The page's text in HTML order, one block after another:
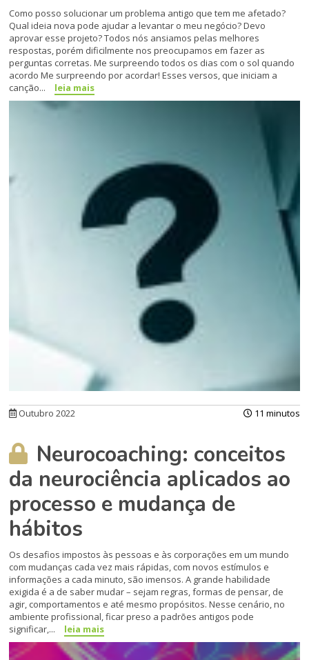
Como posso solucionar um problema antigo que tem me afetado?
Qual ideia nova pode ajudar a levantar o meu negócio? Devo
aprovar esse projeto? Todos nós ansiamos pelas melhores
respostas, porém dificilmente nos preocupamos em fazer as
perguntas corretas. Me surpreendo todos os dias com o sol quando
acordo Me surpreendo por acordar! Esses versos, que iniciam a
canção...
leia mais
Outubro 2022 11 minutos
Neurocoaching: conceitos
da neurociência aplicados ao
processo e mudança de
hábitos
Os desafios impostos às pessoas e às corporações em um mundo
com mudanças cada vez mais rápidas, com novos estímulos e
informações a cada minuto, são imensos. A grande habilidade
exigida é a de saber mudar – sejam regras, formas de pensar, de
agir, comportamentos e até mesmo propósitos. Nesse cenário, no
ambiente profissional, ficar preso a padrões antigos pode
significar,...
leia mais